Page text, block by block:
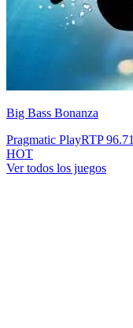
Big Bass Bonanza
Pragmatic PlayRTP96.71
HOT
Ver todos los juegos